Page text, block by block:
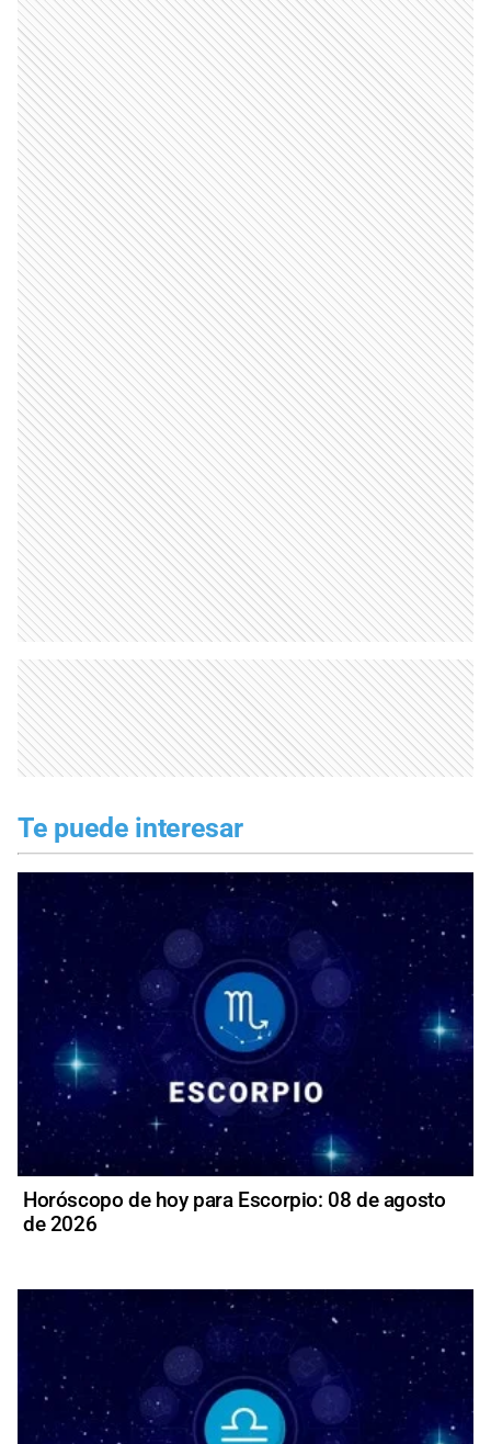
Te puede interesar
Horóscopo de hoy para Escorpio: 08 de agosto
de 2026